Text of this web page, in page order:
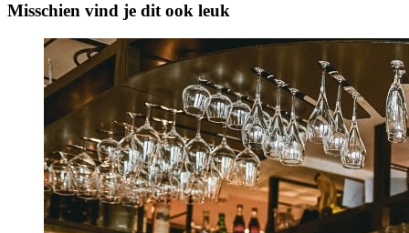
Misschien vind je dit ook leuk